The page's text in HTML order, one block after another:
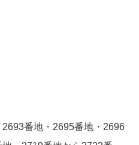
番地・2695番地・2696